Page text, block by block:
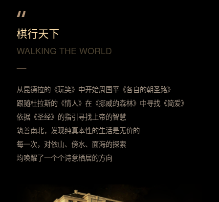
棋行天下
WALKING THE WORLD
从昆德拉的《玩笑》中开始周国平《各自的朝圣路》
跟随杜拉斯的《情人》在《挪威的森林》中寻找《简爱》
依据《圣经》的指引寻找上帝的智慧
筑善南北，发现纯真本性的生活是无价的
每一次，对依山、傍水、面海的探索
均唤醒了一个个诗意栖居的方向